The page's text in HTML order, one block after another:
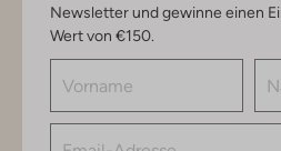
Newsletter und gewinne einen
Wert von €150.